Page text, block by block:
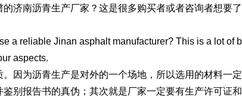
南沥青生产厂家？这是很多购买者或者咨询者想要
reliable Jinan asphalt manufacturer? This is a lot of
aspects.
为沥青生产是对外的一个场地，所以选用的材料一
别报告书的真伪；其次就是厂家一定要有生产许可证和